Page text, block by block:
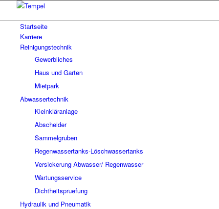
Startseite
Karriere
Reinigungstechnik
Gewerbliches
Haus und Garten
Mietpark
Abwassertechnik
Kleinkläranlage
Abscheider
Sammelgruben
Regenwassertanks-Löschwassertanks
Versickerung Abwasser/ Regenwasser
Wartungsservice
Dichtheitspruefung
Hydraulik und Pneumatik